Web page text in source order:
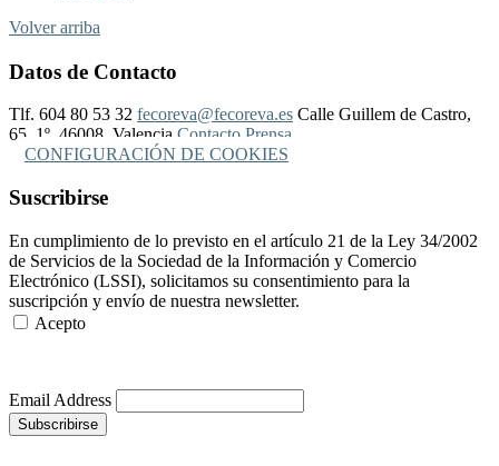
Volver arriba
Datos de Contacto
Tlf. 604 80 53 32 fecoreva@fecoreva.es Calle Guillem de Castro,
65, 1º, 46008, Valencia Contacto Prensa
CONFIGURACIÓN DE COOKIES
Suscribirse
En cumplimiento de lo previsto en el artículo 21 de la Ley 34/2002
de Servicios de la Sociedad de la Información y Comercio
Electrónico (LSSI), solicitamos su consentimiento para la
suscripción y envío de nuestra newsletter.
Acepto
Email Address